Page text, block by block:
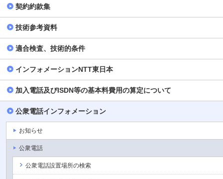
契約約款集
技術参考資料
適合検査、技術的条件
インフォメーションNTT東日本
加入電話及びISDN等の基本料費用の算定について
公衆電話インフォメーション
お知らせ
公衆電話
公衆電話設置場所の検索